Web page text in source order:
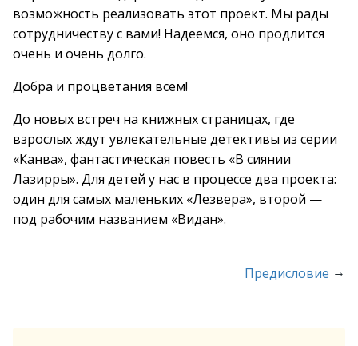
возможность реализовать этот проект. Мы рады
сотрудничеству с вами! Надеемся, оно продлится
очень и очень долго.
Добра и процветания всем!
До новых встреч на книжных страницах, где
взрослых ждут увлекательные детективы из серии
«Канва», фантастическая повесть «В сиянии
Лазирры». Для детей у нас в процессе два проекта:
один для самых маленьких «Лезвера», второй —
под рабочим названием «Видан».
Предисловие →